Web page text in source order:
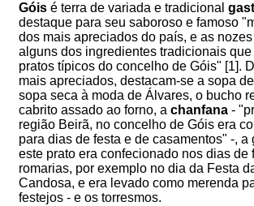
Góis é terra de variada e tradicional
destaque para seu saboroso e famoso
dos mais apreciados do país, e as
alguns dos ingredientes tradicionais
pratos típicos do concelho de Góis" [1].
mais apreciados, destacam-se a sopa
sopa seca à moda de Álvares, o bucho
cabrito assado ao forno, a chanfana -
região Beirã, no concelho de Góis era
para dias de festa e de casamentos" -, a
este prato era confecionado nos dias de
romarias, por exemplo no dia da Festa
Candosa, e era levado como merenda
festejos - e os torresmos.